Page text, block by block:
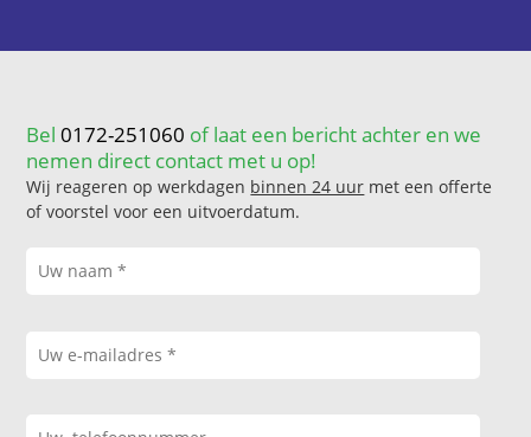
Bel0172-251060 of laat een bericht achter en we
nemen direct contact met u op!
Wij reageren op werkdagen binnen 24 uur met een offerte
of voorstel voor een uitvoerdatum.